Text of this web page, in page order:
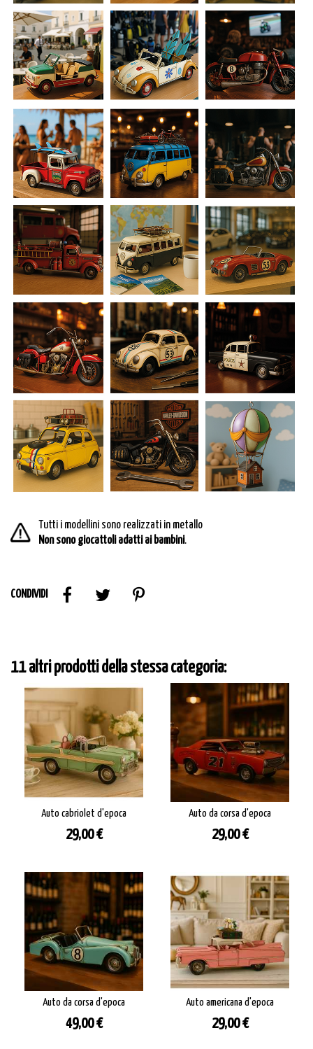
Tutti i modellini sono realizzati in metallo
Non sono giocattoli adatti ai bambini.
CONDIVIDI
11 altri prodotti della stessa categoria:
Auto cabriolet d'epoca
Prezzo
29,00 €
Auto da corsa d'epoca
Prezzo
29,00 €
Auto da corsa d'epoca
Prezzo
49,00 €
Auto americana d'epoca
Prezzo
29,00 €